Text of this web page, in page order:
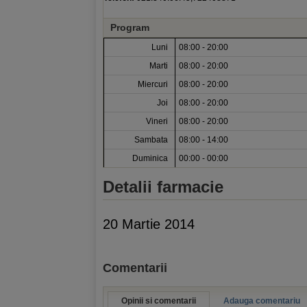
Program
Luni
08:00 - 20:00
Marti
08:00 - 20:00
Miercuri
08:00 - 20:00
Joi
08:00 - 20:00
Vineri
08:00 - 20:00
Sambata
08:00 - 14:00
Duminica
00:00 - 00:00
Detalii farmacie
20 Martie 2014
Comentarii
Opinii si comentarii Adauga comentariu